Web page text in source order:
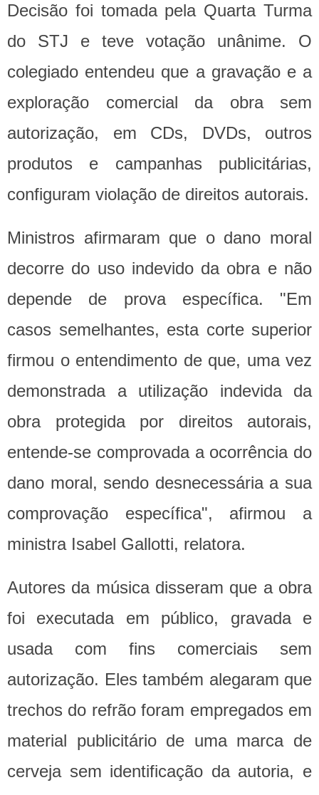
Decisão foi tomada pela Quarta Turma
do STJ e teve votação unânime. O
colegiado entendeu que a gravação e a
exploração comercial da obra sem
autorização, em CDs, DVDs, outros
produtos e campanhas publicitárias,
configuram violação de direitos autorais.
Ministros afirmaram que o dano moral
decorre do uso indevido da obra e não
depende de prova específica. "Em
casos semelhantes, esta corte superior
firmou o entendimento de que, uma vez
demonstrada a utilização indevida da
obra protegida por direitos autorais,
entende-se comprovada a ocorrência do
dano moral, sendo desnecessária a sua
comprovação específica", afirmou a
ministra Isabel Gallotti, relatora.
Autores da música disseram que a obra
foi executada em público, gravada e
usada com fins comerciais sem
autorização. Eles também alegaram que
trechos do refrão foram empregados em
material publicitário de uma marca de
cerveja sem identificação da autoria, e